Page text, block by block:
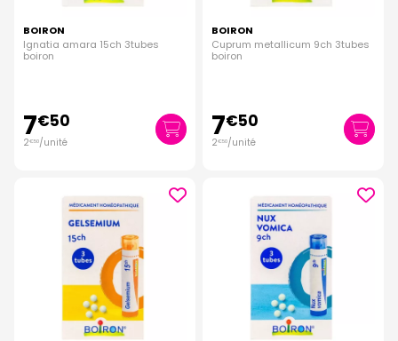
BOIRON
Ignatia amara 15ch 3tubes
boiron
7€50
2€50/unité
BOIRON
Cuprum metallicum 9ch 3tubes
boiron
7€50
2€50/unité